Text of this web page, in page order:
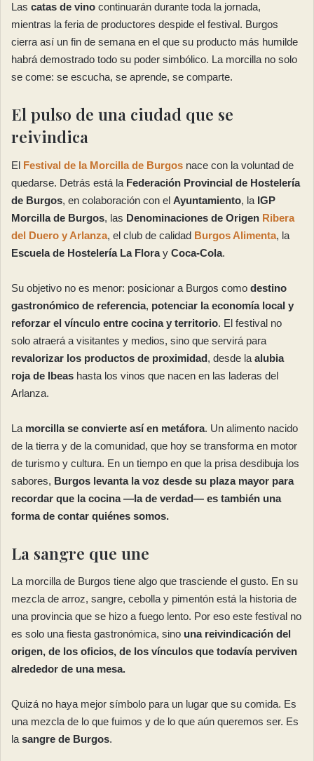
Las catas de vino continuarán durante toda la jornada,
mientras la feria de productores despide el festival. Burgos
cierra así un fin de semana en el que su producto más humilde
habrá demostrado todo su poder simbólico. La morcilla no solo
se come: se escucha, se aprende, se comparte.
El pulso de una ciudad que se
reivindica
El Festival de la Morcilla de Burgos nace con la voluntad de
quedarse. Detrás está la Federación Provincial de Hostelería
de Burgos, en colaboración con el Ayuntamiento, la IGP
Morcilla de Burgos, las Denominaciones de Origen Ribera
del Duero y Arlanza, el club de calidad Burgos Alimenta, la
Escuela de Hostelería La Floray Coca-Cola.
Su objetivo no es menor: posicionar a Burgos como destino
gastronómico de referencia, potenciar la economía local y
reforzar el vínculo entre cocina y territorio. El festival no
solo atraerá a visitantes y medios, sino que servirá para
revalorizar los productos de proximidad, desde la alubia
roja de Ibeas hasta los vinos que nacen en las laderas del
Arlanza.
La morcilla se convierte así en metáfora. Un alimento nacido
de la tierra y de la comunidad, que hoy se transforma en motor
de turismo y cultura. En un tiempo en que la prisa desdibuja los
sabores, Burgos levanta la voz desde su plaza mayor para
recordar que la cocina —la de verdad— es también una
forma de contar quiénes somos.
La sangre que une
La morcilla de Burgos tiene algo que trasciende el gusto. En su
mezcla de arroz, sangre, cebolla y pimentón está la historia de
una provincia que se hizo a fuego lento. Por eso este festival no
es solo una fiesta gastronómica, sino una reivindicación del
origen, de los oficios, de los vínculos que todavía perviven
alrededor de una mesa.
Quizá no haya mejor símbolo para un lugar que su comida. Es
una mezcla de lo que fuimos y de lo que aún queremos ser. Es
lasangre de Burgos.